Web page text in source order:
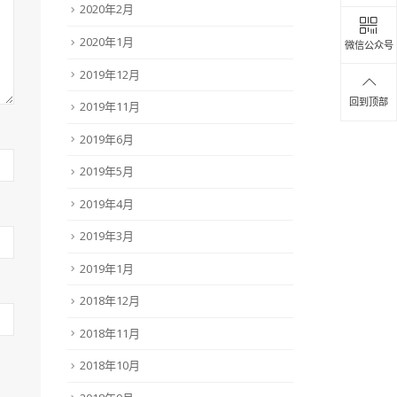
微信公众号
回到顶部
2020年2月
2020年1月
2019年12月
2019年11月
2019年6月
2019年5月
2019年4月
2019年3月
2019年1月
2018年12月
2018年11月
2018年10月